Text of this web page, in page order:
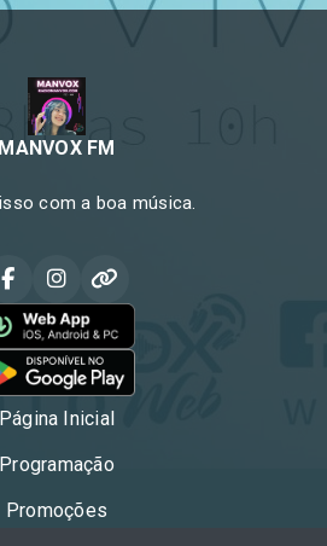
MANVOX FM
com a boa música.
Página Inicial
Programação
Promoções